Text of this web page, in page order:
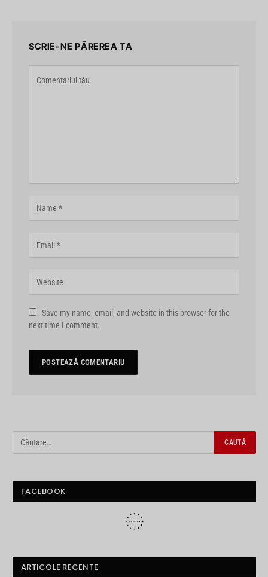
SCRIE-NE PĂREREA TA
Save my name, email, and website in this browser for the
next time I comment.
FACEBOOK
ARTICOLE RECENTE